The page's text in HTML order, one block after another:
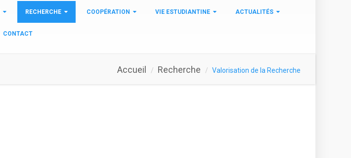
RECHERCHE COOPÉRATION VIE ESTUDIANTINE ACTUALITÉS
CONTACT
Accueil Recherche Valorisation de la Recherche